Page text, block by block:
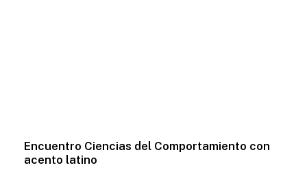
Encuentro Ciencias del Comportamiento con
acento latino